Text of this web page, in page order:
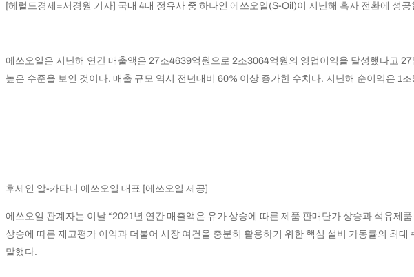
[헤럴드경제=서경원 기자] 국내 4대 정유사 중 하나인 에쓰오일(S-Oil)이 지난해 흑자 전환에 성
에쓰오일은 지난해 연간 매출액은 27조4639억원으로 2조3064억원의 영업이익을 달성했다고
높은 수준을 보인 것이다. 매출 규모 역시 전년대비 60% 이상 증가한 수치다. 지난해 순이익은 1
후세인 알-카타니 에쓰오일 대표 [에쓰오일 제공]
에쓰오일 관계자는 이날 “2021년 연간 매출액은 유가 상승에 따른 제품 판매단가 상승과 석유
상승에 따른 재고평가 이익과 더불어 시장 여건을 충분히 활용하기 위한 핵심 설비 가동률의 최
말했다.